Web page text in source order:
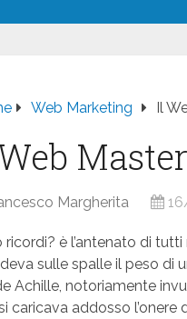
Web Marketing Il
Margherita
ricordi? è l’antenato di tutti
sulle spalle il peso di
Achille, notoriamente
caricava addosso